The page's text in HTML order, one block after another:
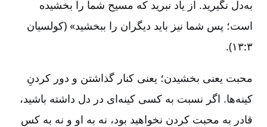
به‌دل نگیرید. از یاد نبرید که مسیح شما را بخشیده
است‌؛ پس شما نیز باید دیگران را ببخشید» (کولسیان
۳:‏۱۳).
محبت یعنی بخشیدن‌؛ یعنی کنار گذاشتن و دور کردنِ
کینه‌ها. اگر نسبت به کسی کینه‌ای در دل داشته باشید،
قادر به محبت کردن نخواهید بود، نه به او و نه به کس